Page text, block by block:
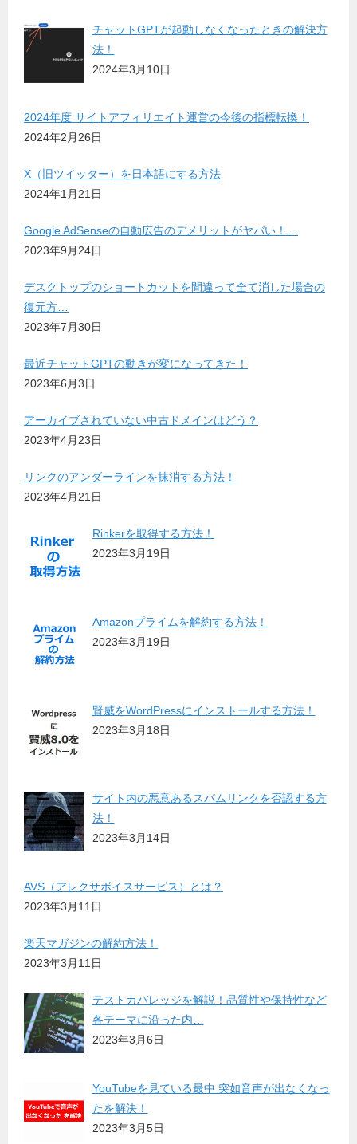
チャットGPTが起動しなくなったときの解決方
法！
2024年3月10日
2024年度 サイトアフィリエイト運営の今後の指標転換！
2024年2月26日
X（旧ツイッター）を日本語にする方法
2024年1月21日
Google AdSenseの自動広告のデメリットがヤバい！…
2023年9月24日
デスクトップのショートカットを間違って全て消した場合の
復元方…
2023年7月30日
最近チャットGPTの動きが変になってきた！
2023年6月3日
アーカイブされていない中古ドメインはどう？
2023年4月23日
リンクのアンダーラインを抹消する方法！
2023年4月21日
Rinkerを取得する方法！
2023年3月19日
Amazonプライムを解約する方法！
2023年3月19日
賢威をWordPressにインストールする方法！
2023年3月18日
サイト内の悪意あるスパムリンクを否認する方
法！
2023年3月14日
AVS（アレクサボイスサービス）とは？
2023年3月11日
楽天マガジンの解約方法！
2023年3月11日
テストカバレッジを解説！品質性や保持性など
各テーマに沿った内…
2023年3月6日
YouTubeを見ている最中 突如音声が出なくなっ
たを解決！
2023年3月5日